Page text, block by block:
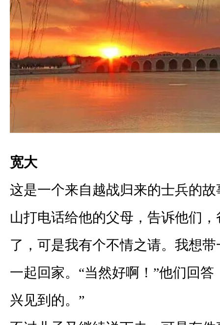
宽大
这是一个来自越战归来的士兵的
山打电话给他的父母，告诉他们
了，可是我有个不情之请。我想
一起回家。“当然好啊！”他们回答
兴见到的。”